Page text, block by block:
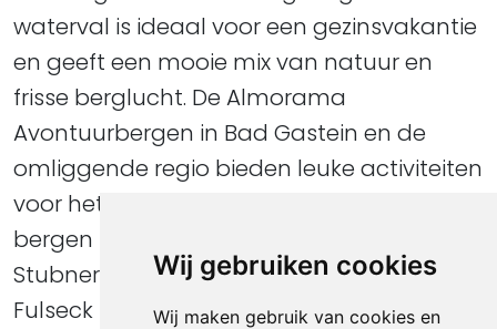
Wij gebruiken cookies
Wij maken gebruik van cookies en
waterval is ideaal voor een gezinsvakantie
en geeft een mooie mix van natuur en
frisse berglucht. De Almorama
Avontuurbergen in Bad Gastein en de
omliggende regio bieden leuke activiteiten
voor het hele gezin. Dit concept omvat vier
bergen in het Gasteinertal – de
Stubnerkogel, Schlossalm, Graukogel en
Fulseck – die elk unieke avonturen en